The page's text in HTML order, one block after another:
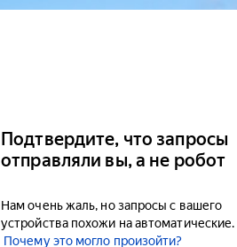
Подтвердите, что запросы
отправляли вы, а не робот
Нам очень жаль, но запросы с вашего
устройства похожи на автоматические.
Почему это могло произойти?